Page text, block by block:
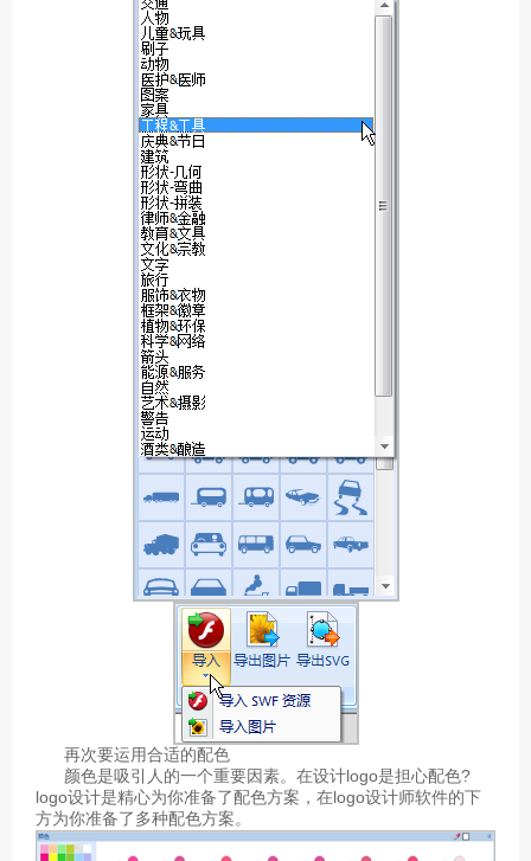
再次要运用合适的配色
颜色是吸引人的一个重要因素。在设计logo是担心配色?
logo设计是精心为你准备了配色方案，在logo设计师软件的下
方为你准备了多种配色方案。